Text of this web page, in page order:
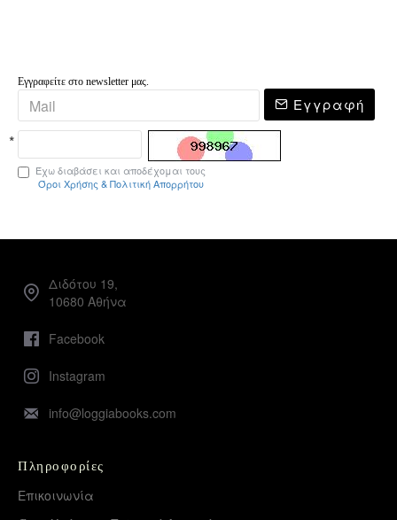
Εγγραφείτε στο newsletter μας.
Εγγραφή
Έχω διαβάσει και αποδέχομαι τους
Όροι Χρήσης & Πολιτική Απορρήτου
Διδότου 19,
10680 Αθήνα
Facebook
Instagram
info@loggiabooks.com
Πληροφορίες
Επικοινωνία